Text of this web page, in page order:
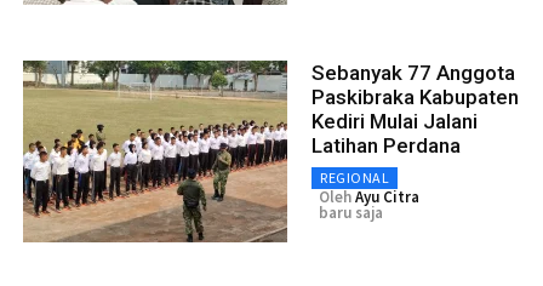
Sebanyak 77 Anggota
Paskibraka Kabupaten
Kediri Mulai Jalani
Latihan Perdana
REGIONAL
OlehAyu Citra
baru saja